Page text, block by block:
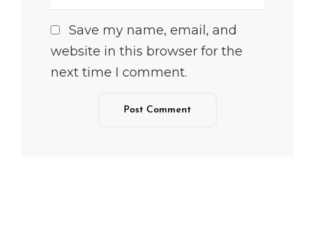
Save my name, email, and
website in this browser for the
next time I comment.